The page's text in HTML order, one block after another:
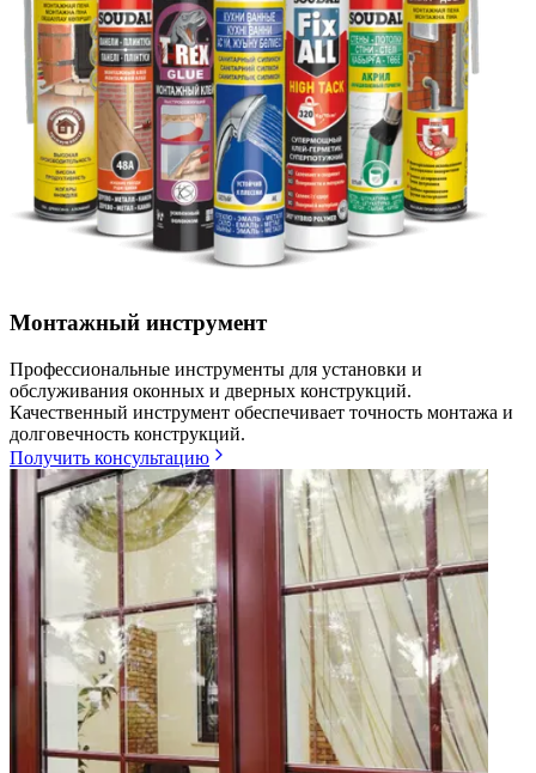
Монтажный инструмент
Профессиональные инструменты для установки и
обслуживания оконных и дверных конструкций.
Качественный инструмент обеспечивает точность монтажа и
долговечность конструкций.
Получить консультацию